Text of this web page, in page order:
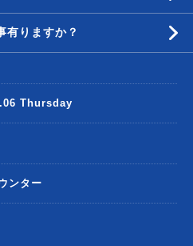
有りますか？
Thursday
ンター